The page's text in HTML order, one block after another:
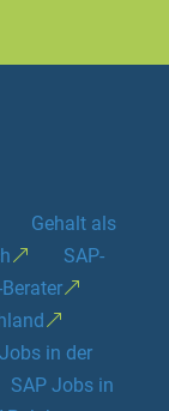
Gehalt als
SAP-
in der
SAP Jobs in